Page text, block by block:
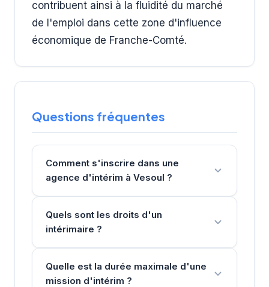
contribuent ainsi à la fluidité du marché
de l'emploi dans cette zone d'influence
économique de Franche-Comté.
Questions fréquentes
Comment s'inscrire dans une
agence d'intérim à Vesoul ?
Quels sont les droits d'un
intérimaire ?
Quelle est la durée maximale d'une
mission d'intérim ?